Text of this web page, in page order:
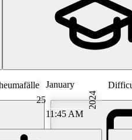
25
January
11:45 AM
2024